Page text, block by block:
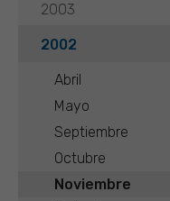
2003
2002
Abril
Mayo
Septiembre
Octubre
Noviembre